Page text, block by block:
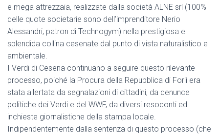
e mega attrezzaia, realizzate dalla società ALNE srl (100%
delle quote societarie sono dell’imprenditore Nerio
Alessandri, patron di Technogym) nella prestigiosa e
splendida collina cesenate dal punto di vista naturalistico e
ambientale.
I Verdi di Cesena continuano a seguire questo rilevante
processo, poiché la Procura della Repubblica di Forlì era
stata allertata da segnalazioni di cittadini, da denunce
politiche dei Verdi e del WWF, da diversi resoconti ed
inchieste giornalistiche della stampa locale.
Indipendentemente dalla sentenza di questo processo (che